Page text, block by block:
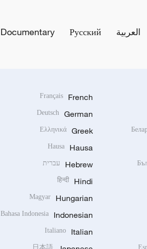
العربية Русский
Documentary
French
Français
German
Deutsch
Greek
Ελληνικά
Hausa
Hausa
Hebrew עברית
Hindi
हिन्दी
Hungarian
Magyar
Indonesian
Bahasa Indonesia
Italian
Italiano
日本語